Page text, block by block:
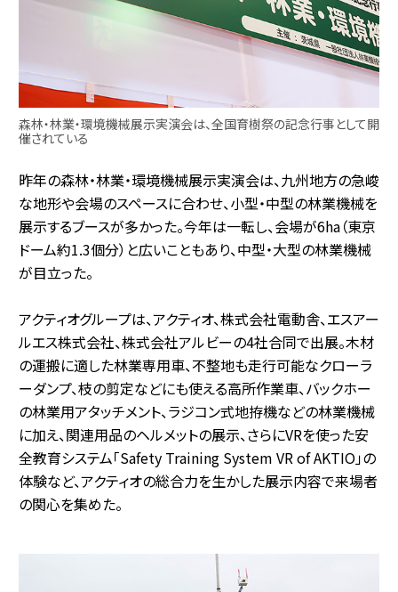
森林・林業・環境機械展示実演会は、全国育樹祭の記念行事として開
催されている
昨年の森林・林業・環境機械展示実演会は、九州地方の急峻
な地形や会場のスペースに合わせ、小型・中型の林業機械を
展示するブースが多かった。今年は一転し、会場が6ha（東京
ドーム約1.3個分）と広いこともあり、中型・大型の林業機械
が目立った。
アクティオグループは、アクティオ、株式会社電動舎、エスアー
ルエス株式会社、株式会社アルビーの4社合同で出展。木材
の運搬に適した林業専用車、不整地も走行可能なクローラ
ーダンプ、枝の剪定などにも使える高所作業車、バックホー
の林業用アタッチメント、ラジコン式地拵機などの林業機械
に加え、関連用品のヘルメットの展示、さらにVRを使った安
全教育システム「Safety Training System VR of AKTIO」の
体験など、アクティオの総合力を生かした展示内容で来場者
の関心を集めた。